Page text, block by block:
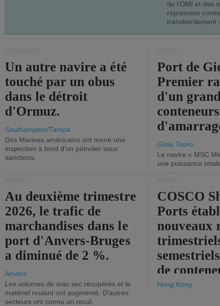
de l'OMI et des
répression
transbordement
Un autre navire a été
touché par un obus
dans le détroit
d'Ormuz.
Southampton/Tampa
Des Marines américains ont mené une
inspection à bord d'un pétrolier sous
sanctions.
Port de
Premier
d'un
Gioia Tauro
Le navire « MSC
une puissance
Au deuxième trimestre
2026, le trafic de
marchandises dans le
port d'Anvers-Bruges
a diminué de 2 %.
Anvers
Les volumes de vrac sec récupérés et le
matériel roulant ont augmenté. D'autres
secteurs ont connu un recul.
COSCO
Ports
nouveaux
de
Hong Kong